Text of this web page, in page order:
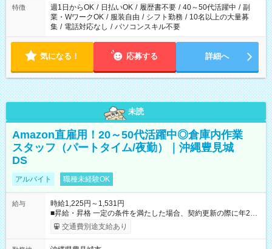
特徴 週1日からOK / 日払いOK / 履歴書不要 / 40～50代活躍中 / 副
業・WワークOK / 服装自由 / シフト勤務 / 10名以上の大量募
集 / 電話対応なし / パソコンスキル不要
気になる！ 応募する 詳細へ
未読
Amazon直雇用！20～50代活躍中◎倉庫内作業
スタッフ（パートタイム/夜勤）｜沖縄豊見城
DS
アルバイト 職種未経験OK
給与
時給1,225円～1,531円
■昇給・昇格 一定の条件を満たした場合、契約更新の際に年2回
まで昇給の機会があります。 ■正社員登用制度あり ※月末締/翌
月25日支払い ※時間外手当、別途支給 ※深夜割増賃金 (22:00～
交通費別途支給あり